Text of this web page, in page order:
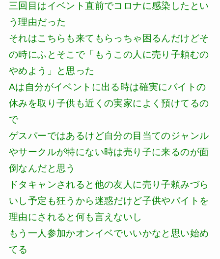
三回目はイベント直前でコロナに感染したとい
う理由だった
それはこちらも来てもらっちゃ困るんだけどそ
の時にふとそこで「もうこの人に売り子頼むの
やめよう」と思った
Aは自分がイベントに出る時は確実にバイトの
休みを取り子供も近くの実家によく預けてるの
で
ゲスパーではあるけど自分の目当てのジャンル
やサークルが特にない時は売り子に来るのが面
倒なんだと思う
ドタキャンされると他の友人に売り子頼みづら
いし予定も狂うから迷惑だけど子供やバイトを
理由にされると何も言えないし
もう一人参加かオンイベでいいかなと思い始め
てる